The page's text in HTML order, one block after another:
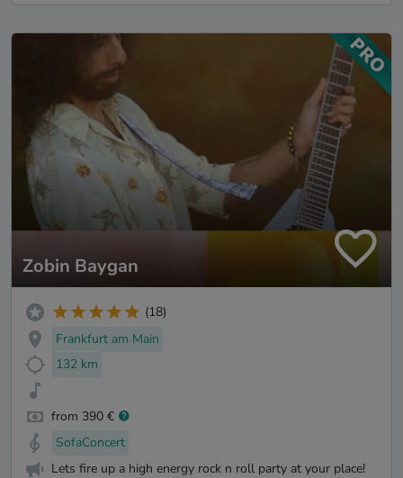
Zobin Baygan
(18)
Frankfurt am Main
132 km
from 390 €
SofaConcert
Lets fire up a high energy rock n roll party at your place!